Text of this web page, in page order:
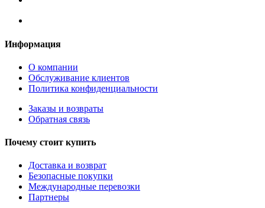
Информация
О компании
Обслуживание клиентов
Политика конфиденциальности
Заказы и возвраты
Обратная связь
Почему стоит купить
Доставка и возврат
Безопасные покупки
Международные перевозки
Партнеры